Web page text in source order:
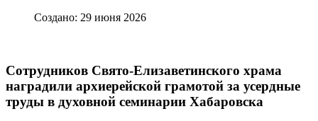
Создано: 29 июня 2026
Сотрудников Свято-Елизаветинского храма
наградили архиерейской грамотой за усердные
труды в духовной семинарии Хабаровска